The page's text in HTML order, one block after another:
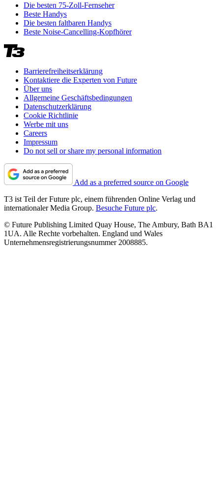
Die besten 75-Zoll-Fernseher
Beste Handys
Die besten faltbaren Handys
Beste Noise-Cancelling-Kopfhörer
Barrierefreiheitserklärung
Kontaktiere die Experten von Future
Über uns
Allgemeine Geschäftsbedingungen
Datenschutzerklärung
Cookie Richtlinie
Werbe mit uns
Careers
Impressum
Do not sell or share my personal information
Add as a preferred source on Google
T3 ist Teil der Future plc, einem führenden Online Verlag und
internationaler Media Group. Besuche Future plc.
© Future Publishing Limited Quay House, The Ambury, Bath BA1
1UA. Alle Rechte vorbehalten. England und Wales
Unternehmensregistrierungsnummer 2008885.